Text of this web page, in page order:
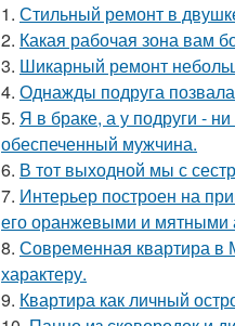
1. Стильный ремонт в
2. Какая рабочая зона вам
3. Шикарный ремонт
4. Однажды подруга
5. Я в браке, а у подруги -
обеспеченный мужчина.
6. В тот выходной мы с
7. Интерьер построен на
его оранжевыми и мятными
8. Современная квартира в
характеру.
9. Квартира как личный